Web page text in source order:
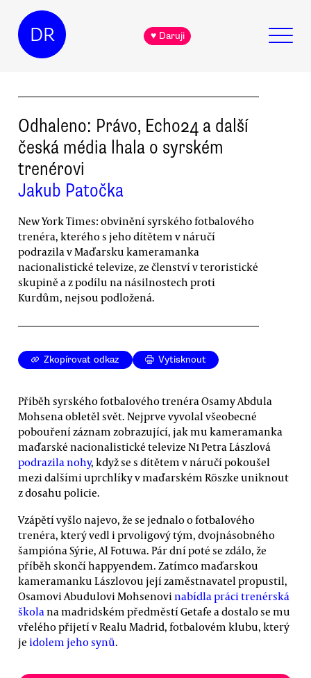
DR ♥ Daruji
Odhaleno: Právo, Echo24 a další
česká média lhala o syrském
trenérovi
Jakub Patočka
New York Times: obvinění syrského fotbalového
trenéra, kterého s jeho dítětem v náručí
podrazila v Maďarsku kameramanka
nacionalistické televize, ze členství v teroristické
skupině a z podílu na násilnostech proti
Kurdům, nejsou podložená.
Zkopírovat odkaz Vytisknout
Příběh syrského fotbalového trenéra Osamy Abdula
Mohsena obletěl svět. Nejprve vyvolal všeobecné
pobouření záznam zobrazující, jak mu kameramanka
maďarské nacionalistické televize N1 Petra Lászlová
podrazila nohy, když se s dítětem v náručí pokoušel
mezi dalšími uprchlíky v maďarském Röszke uniknout
z dosahu policie.
Vzápětí vyšlo najevo, že se jednalo o fotbalového
trenéra, který vedl i prvoligový tým, dvojnásobného
šampióna Sýrie, Al Fotuwa. Pár dní poté se zdálo, že
příběh skončí happyendem. Zatímco maďarskou
kameramanku Lászlovou její zaměstnavatel propustil,
Osamovi Abudulovi Mohsenovi nabídla práci trenérská
škola na madridském předměstí Getafe a dostalo se mu
vřelého přijetí v Realu Madrid, fotbalovém klubu, který
je idolem jeho synů.